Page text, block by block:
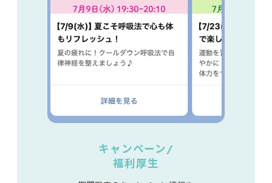
キャンペーン/
福利厚生